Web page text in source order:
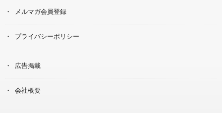
メルマガ会員登録
プライバシーポリシー
広告掲載
会社概要